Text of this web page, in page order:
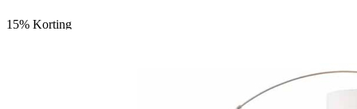
15% Korting